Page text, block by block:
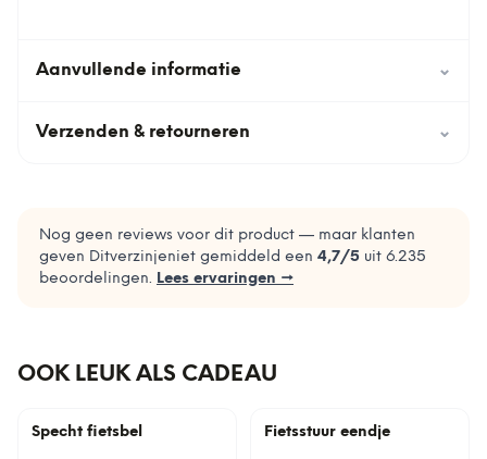
Aanvullende informatie ⌄
Verzenden & retourneren ⌄
Nog geen reviews voor dit product — maar klanten
geven Ditverzinjeniet gemiddeld een 4,7/5 uit 6.235
beoordelingen. Lees ervaringen →
OOK LEUK ALS CADEAU
Specht fietsbel Fietsstuur eendje